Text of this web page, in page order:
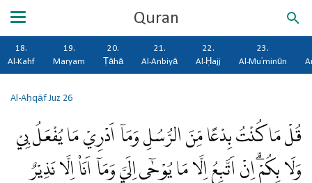
Quran
18.
Al-Kahf
19.
Maryam
20.
Ṭāhā
21.
Al-Anbiyā
22.
Al-Ḥajj
23.
Al-Mu'minūn
Al-AḥqāfJuz 26
قُلْ مَا كُنْتُ بِدْعًا مِّنَ الرُّسُلِ وَمَآ اَدْرِيْ مَا يُفْعَلُ بِيْ
وَلَا بِكُمْۗ اِنْ اَتَّبِعُ اِلَّا مَا يُوْحٰٓى اِلَيَّ وَمَآ اَنَا۠ اِلَّا نَذِيْرٌ